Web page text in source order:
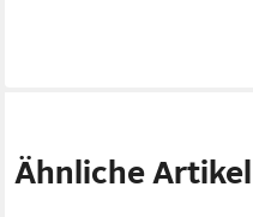
Ähnliche Artikel